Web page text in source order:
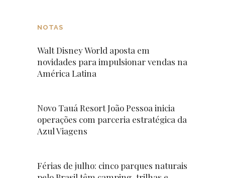
NOTAS
Walt Disney World aposta em
novidades para impulsionar vendas na
América Latina
Novo Tauá Resort João Pessoa inicia
operações com parceria estratégica da
Azul Viagens
Férias de julho: cinco parques naturais